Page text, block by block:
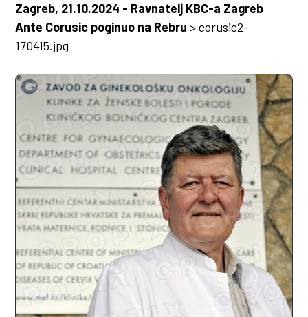
Zagreb, 21.10.2024 - Ravnatelj KBC-a Zagreb
Ante Corusic poginuo na Rebru >corusic2-
170415.jpg